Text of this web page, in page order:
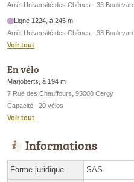
Arrêt Université des Chênes - 33
Ligne 1224, à 245 m
Arrêt Université des Chênes - 33
Voir tout
En vélo
Marjoberts, à 194 m
7 Rue des Chauffours, 95000 Cergy
Capacité : 20 vélos
Voir tout
Informations
Forme juridique SAS